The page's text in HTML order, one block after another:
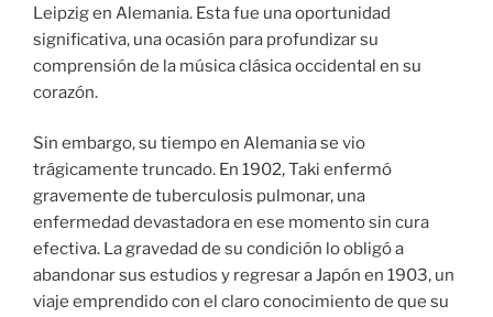
Leipzig en Alemania. Esta fue una oportunidad
significativa, una ocasión para profundizar su
comprensión de la música clásica occidental en su
corazón.
Sin embargo, su tiempo en Alemania se vio
trágicamente truncado. En 1902, Taki enfermó
gravemente de tuberculosis pulmonar, una
enfermedad devastadora en ese momento sin cura
efectiva. La gravedad de su condición lo obligó a
abandonar sus estudios y regresar a Japón en 1903, un
viaje emprendido con el claro conocimiento de que su